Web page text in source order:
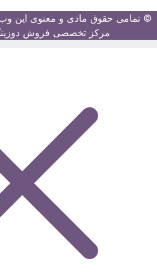
© تمامی حقوق مادی و معنوی این
مرکز تخصصی فروش